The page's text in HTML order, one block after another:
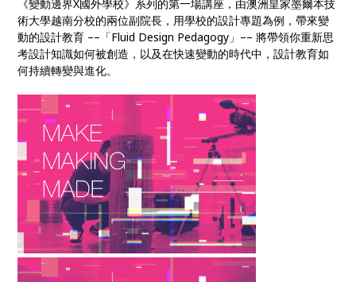
《變動邊界X國外學校》系列的第一場講座，由澳洲皇家墨爾本技
術大學越南分校的兩位副院長，用學校的設計專題為例，帶來變
動的設計教育 ––「Fluid Design Pedagogy」–– 將帶領你重新思
考設計知識如何被創造，以及在快速變動的時代中，設計教育如
何持續轉變與進化。